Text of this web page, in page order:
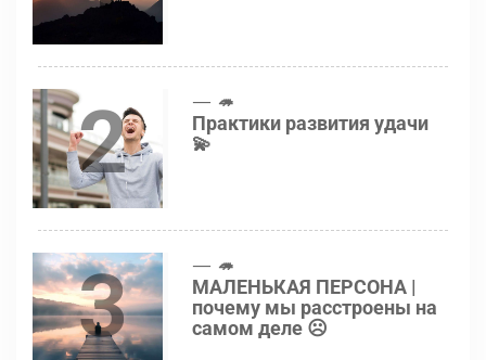
2 🦔
Практики развития удачи
💫
3 🦔
МАЛЕНЬКАЯ ПЕРСОНА |
почему мы расстроены на
самом деле ☹️